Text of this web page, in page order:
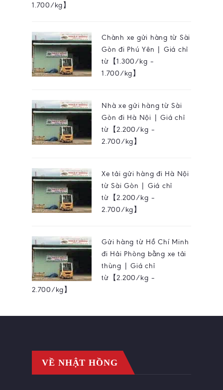
1.700/kg】
Chành xe gửi hàng từ Sài
Gòn đi Phú Yên | Giá chỉ
từ【1.300/kg –
1.700/kg】
Nhà xe gửi hàng từ Sài
Gòn đi Hà Nội | Giá chỉ
từ【2.200/kg –
2.700/kg】
Xe tải gửi hàng đi Hà Nội
từ Sài Gòn | Giá chỉ
từ【2.200/kg –
2.700/kg】
Gửi hàng từ Hồ Chí Minh
đi Hải Phòng bằng xe tải
thùng | Giá chỉ
từ【2.200/kg –
2.700/kg】
VỀ NHẬT HỒNG